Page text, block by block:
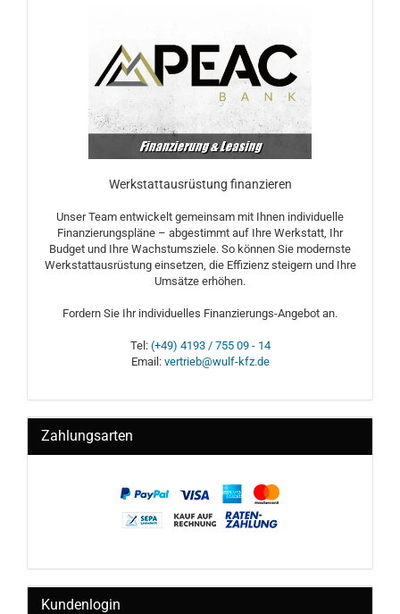
Werkstattausrüstung finanzieren
Unser Team entwickelt gemeinsam mit Ihnen individuelle
Finanzierungspläne – abgestimmt auf Ihre Werkstatt, Ihr
Budget und Ihre Wachstumsziele. So können Sie modernste
Werkstattausrüstung einsetzen, die Effizienz steigern und Ihre
Umsätze erhöhen.
Fordern Sie Ihr individuelles Finanzierungs-Angebot an.
Tel: (+49) 4193 / 755 09 - 14
Email: vertrieb@wulf-kfz.de
Zahlungsarten
Kundenlogin